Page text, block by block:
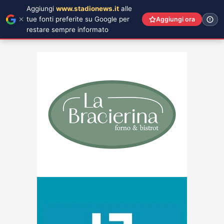
Aggiungi www.stadionews.it alle
tue fonti preferite su Google per
restare sempre informato
Aggiungi ora